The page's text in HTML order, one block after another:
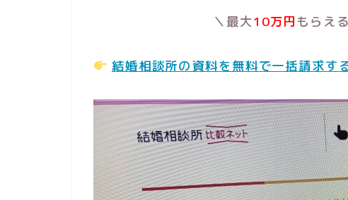
＼最大10万円もらえ
結婚相談所の資料を無料で一括請求す